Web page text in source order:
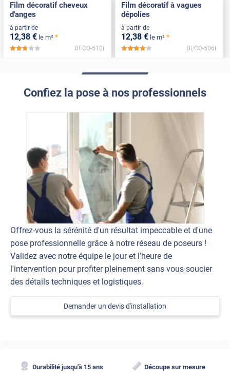
Film décoratif cheveux
d'anges
à partir de
12,38 € le m² *
*****
DECO-510i
Film décoratif à vagues
dépolies
à partir de
12,38 € le m² *
*****
DECO-506i
Confiez la pose à nos professionnels
Offrez-vous la sérénité d'un résultat impeccable et d'une
pose professionnelle grâce à notre réseau de poseurs !
Validez avec notre équipe le jour et l'heure de
l'intervention pour profiter pleinement sans vous soucier
des détails techniques et logistiques.
Demander un devis d'installation
Durabilité jusqu'à 15 ans Découpe sur mesure